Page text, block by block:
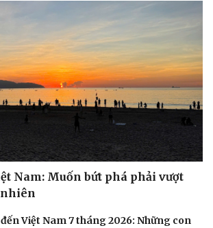
Nam: Muốn bứt phá phải vượt
Việt Nam 7 tháng 2026: Những con